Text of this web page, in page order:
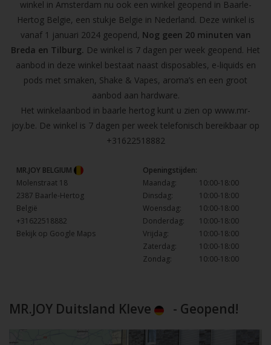
winkel in Amsterdam nu ook een winkel geopend in Baarle-
Hertog Belgie, een stukje Belgie in Nederland. Deze winkel is
vanaf 1 januari 2024 geopend, Nog geen 20 minuten van
Breda en Tilburg. De winkel is 7 dagen per week geopend. Het
aanbod in deze winkel bestaat naast disposables, e-liquids en
pods met smaken, Shake & Vapes, aroma’s en een groot
aanbod aan hardware.
Het winkelaanbod in baarle hertog kunt u zien op www.mr-
joy.be. De winkel is 7 dagen per week telefonisch bereikbaar op
+31622518882
MR.JOY BELGIUM
Molenstraat 18
2387 Baarle-Hertog
België
+31622518882
Bekijk op Google Maps
Openingstijden:
Maandag:
10:00-18:00
Dinsdag:
10:00-18:00
Woensdag:
10:00-18:00
Donderdag:
10:00-18:00
Vrijdag:
10:00-18:00
Zaterdag:
10:00-18:00
Zondag:
10:00-18:00
MR.JOY Duitsland Kleve - Geopend!